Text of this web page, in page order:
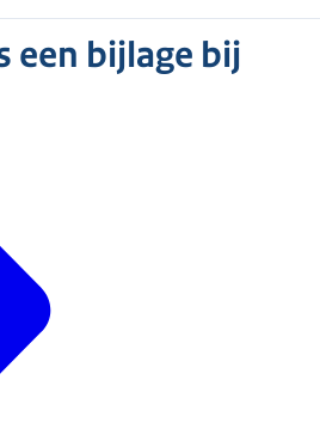
een bijlage bij